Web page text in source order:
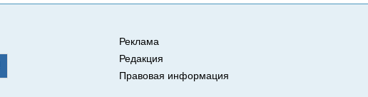
Реклама
Редакция
Правовая информация